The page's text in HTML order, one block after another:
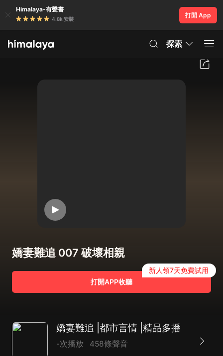
Himalaya-有聲書
4.8k 安裝
打開 App
探索
嬌妻難追 007 破壞相親
打開APP收聽
新人領7天免費試用
嬌妻難追 |都市言情 |精品多播
-次播放 458條聲音